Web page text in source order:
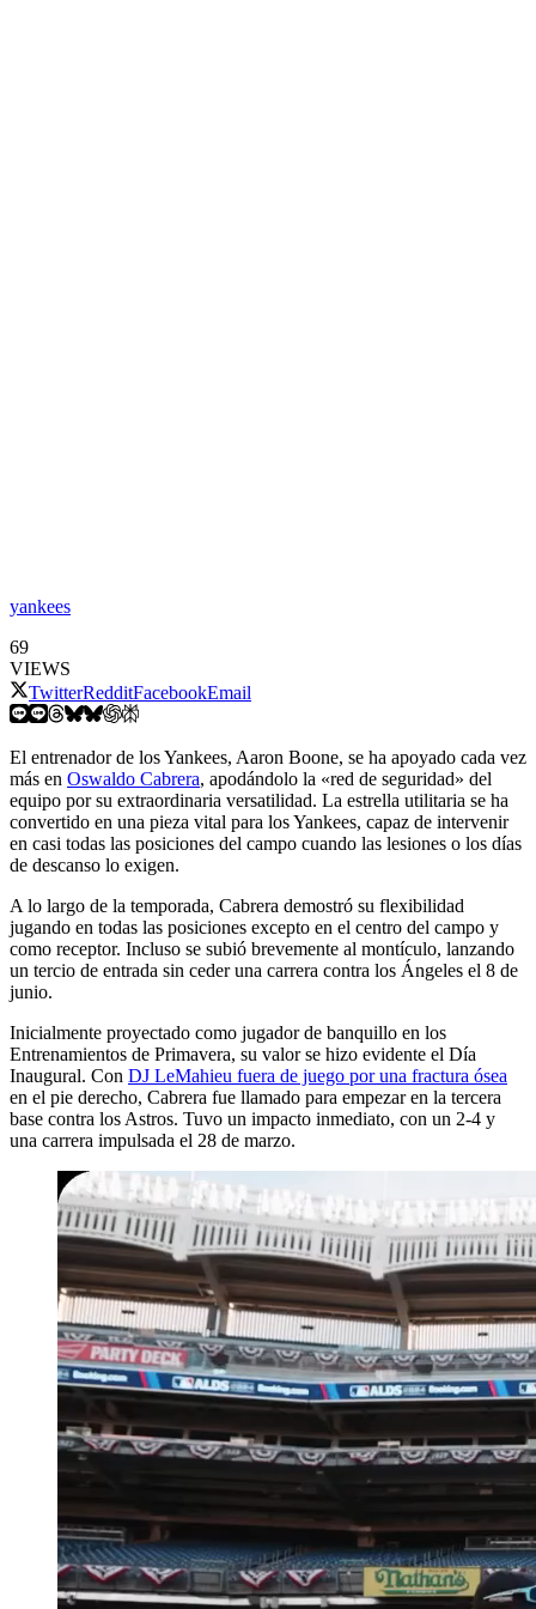
yankees
69
VIEWS
TwitterRedditFacebookEmail
El entrenador de los Yankees, Aaron Boone, se ha apoyado cada vez
más en Oswaldo Cabrera, apodándolo la «red de seguridad» del
equipo por su extraordinaria versatilidad. La estrella utilitaria se ha
convertido en una pieza vital para los Yankees, capaz de intervenir
en casi todas las posiciones del campo cuando las lesiones o los días
de descanso lo exigen.
A lo largo de la temporada, Cabrera demostró su flexibilidad
jugando en todas las posiciones excepto en el centro del campo y
como receptor. Incluso se subió brevemente al montículo, lanzando
un tercio de entrada sin ceder una carrera contra los Ángeles el 8 de
junio.
Inicialmente proyectado como jugador de banquillo en los
Entrenamientos de Primavera, su valor se hizo evidente el Día
Inaugural. Con DJ LeMahieu fuera de juego por una fractura ósea
en el pie derecho, Cabrera fue llamado para empezar en la tercera
base contra los Astros. Tuvo un impacto inmediato, con un 2-4 y
una carrera impulsada el 28 de marzo.